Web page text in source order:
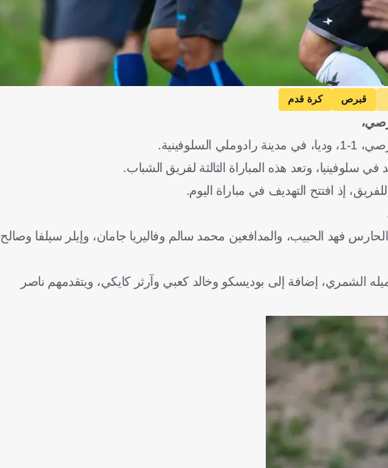
قبرص كرة قدم
سلوفينيا، وتعد هذه المباراة الثالثة لفريق الشباب.
فهد الحبيب، والمدافعين محمد سالم وفاليريا جامان، وإيلر سيلفا وصالح
الشمري، إضافة إلى بوديسكو وخالد كعبي وآرثر كايكي، ويتقدمهم ناصر